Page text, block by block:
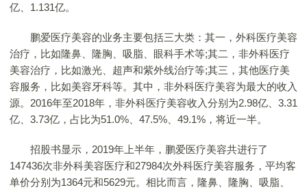
亿、1.131亿。
鹏爱医疗美容的业务主要包括三大类：其一，外科医疗美容
治疗，比如隆鼻、隆胸、吸脂、眼科手术等;其二，非外科医疗
美容治疗，比如激光、超声和紫外线治疗等;其三，其他医疗美
容服务，比如美容牙科等。其中，非外科医疗美容为最大的收入
源。2016年至2018年，非外科医疗美容收入分别为2.98亿、3.31
亿、3.73亿，占比为51.0%、47.5%、49.1%，将近一半。
招股书显示，2019年上半年，鹏爱医疗美容共进行了
147436次非外科美容医疗和27984次外科医疗美容服务，平均客
单价分别为1364元和5629元。相比而言，隆鼻、隆胸、吸脂、